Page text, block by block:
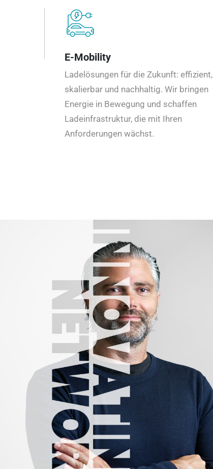
E-Mobility
Ladelösungen für die Zukunft: effizient,
skalierbar und nachhaltig. Wir bringen
Energie in Bewegung und schaffen
Ladeinfrastruktur, die mit Ihren
Anforderungen wächst.